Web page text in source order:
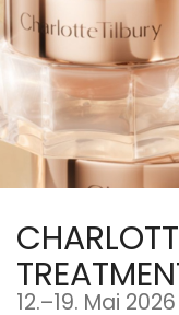
Zum
Haupt-
Inhalt
springen
12.–bis
19. Mai 2026